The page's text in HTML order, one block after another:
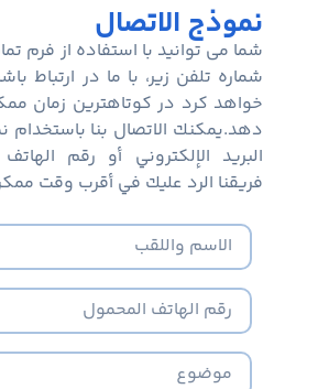
نموذج الاتصال
شما می توانید با استفاده از فرم
شماره تلفن زیر، با ما در ارتباط
خواهد کرد در کوتاهترین زمان
دهد.يمكنك الاتصال بنا باستخدام
البريد الإلكتروني أو رقم
فريقنا الرد عليك في أقرب وقت